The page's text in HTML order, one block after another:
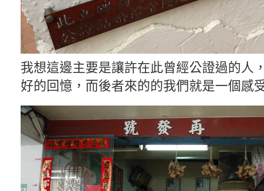
我想這邊主要是讓許在此曾經公證過的人
好的回憶，而後者來的的我們就是一個感